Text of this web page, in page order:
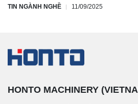
TIN NGÀNH NGHỀ 11/09/2025
HONTO MACHINERY